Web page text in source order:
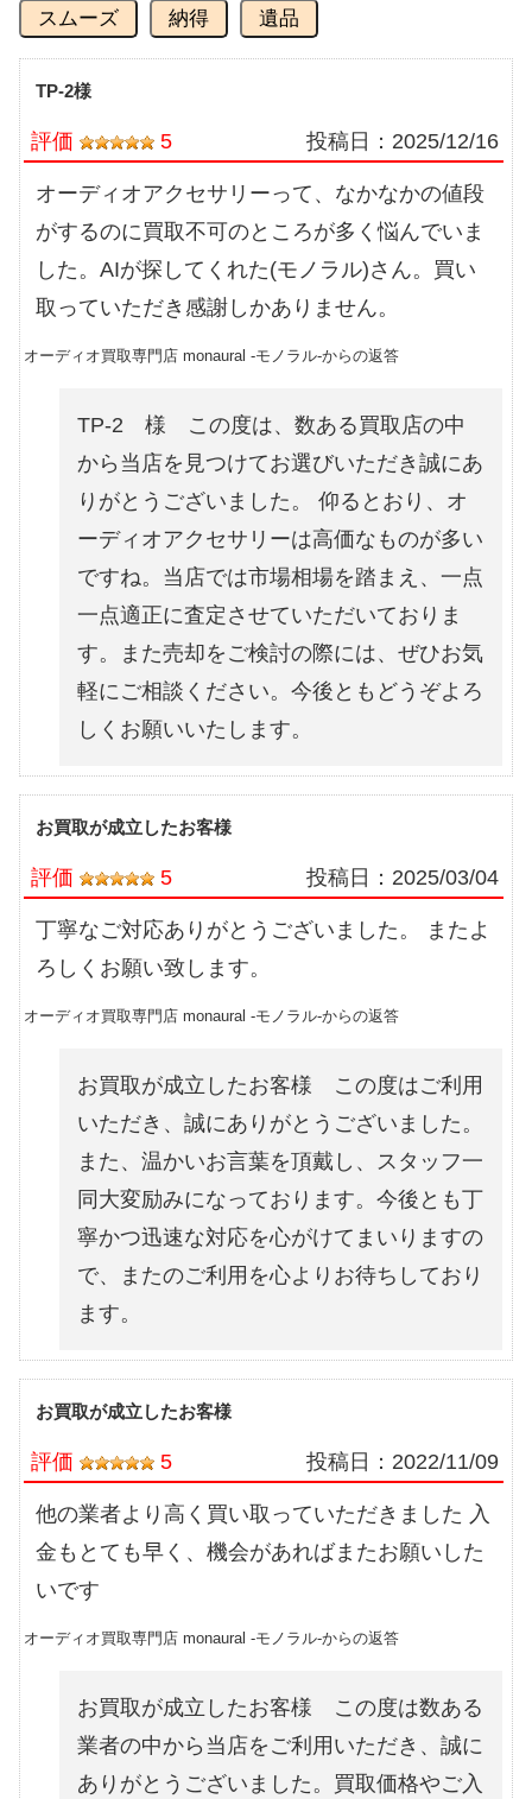
スムーズ 納得 遺品
TP-2様
評価 5 投稿日： 2025/12/16
オーディオアクセサリーって、なかなかの値段
がするのに買取不可のところが多く悩んでいま
した。AIが探してくれた(モノラル)さん。買い
取っていただき感謝しかありません。
オーディオ買取専門店 monaural -モノラル-からの返答
TP-2 様 この度は、数ある買取店の中
から当店を見つけてお選びいただき誠にあ
りがとうございました。 仰るとおり、オ
ーディオアクセサリーは高価なものが多い
ですね。当店では市場相場を踏まえ、一点
一点適正に査定させていただいておりま
す。また売却をご検討の際には、ぜひお気
軽にご相談ください。今後ともどうぞよろ
しくお願いいたします。
お買取が成立したお客様
評価 5 投稿日： 2025/03/04
丁寧なご対応ありがとうございました。 またよ
ろしくお願い致します。
オーディオ買取専門店 monaural -モノラル-からの返答
お買取が成立したお客様 この度はご利用
いただき、誠にありがとうございました。
また、温かいお言葉を頂戴し、スタッフ一
同大変励みになっております。今後とも丁
寧かつ迅速な対応を心がけてまいりますの
で、またのご利用を心よりお待ちしており
ます。
お買取が成立したお客様
評価 5 投稿日： 2022/11/09
他の業者より高く買い取っていただきました 入
金もとても早く、機会があればまたお願いした
いです
オーディオ買取専門店 monaural -モノラル-からの返答
お買取が成立したお客様 この度は数ある
業者の中から当店をご利用いただき、誠に
ありがとうございました。買取価格やご入